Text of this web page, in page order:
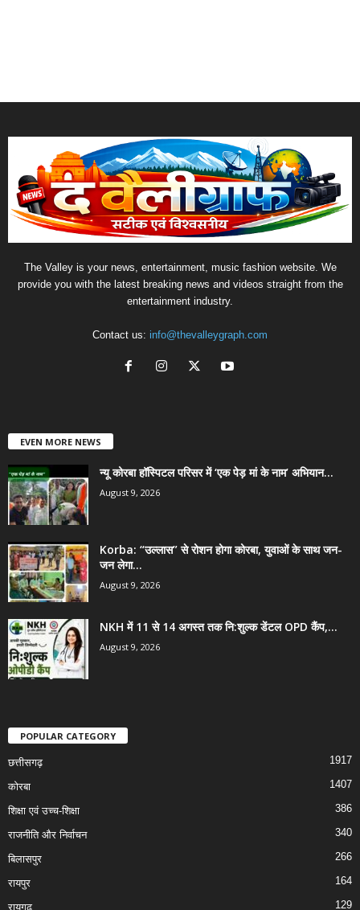
The Valley is your news, entertainment, music fashion website. We
provide you with the latest breaking news and videos straight from the
entertainment industry.
Contact us: info@thevalleygraph.com
EVEN MORE NEWS
न्यू कोरबा हॉस्पिटल परिसर में ‘एक पेड़ मां के नाम’ अभियान...
August 9, 2026
Korba: “उल्लास” से रोशन होगा कोरबा, युवाओं के साथ जन-
जन लेगा...
August 9, 2026
NKH में 11 से 14 अगस्त तक नि:शुल्क डेंटल OPD कैंप,...
August 9, 2026
POPULAR CATEGORY
छत्तीसगढ़ 1917
कोरबा 1407
शिक्षा एवं उच्च-शिक्षा 386
राजनीति और निर्वाचन 340
बिलासपुर 266
रायपुर 164
रायगढ़ 129